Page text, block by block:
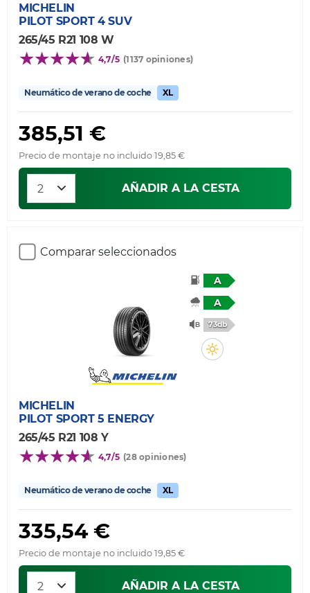
MICHELIN
PILOT SPORT 4 SUV
265/45 R21 108 W
4,7/5 (1137 opiniones)
Neumático de verano de coche XL
385,51 €
Precio de montaje no incluido 19,85 €
AÑADIR A LA CESTA
Comparar seleccionados
A
A
73db
MICHELIN
PILOT SPORT 5 ENERGY
265/45 R21 108 Y
4,7/5 (28 opiniones)
Neumático de verano de coche XL
335,54 €
Precio de montaje no incluido 19,85 €
AÑADIR A LA CESTA